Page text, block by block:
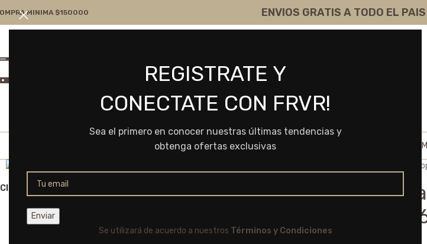
REGISTRATE Y
CONECTATE CON FRVR!
Sea el primero en conocer nuestras últimas tendencias y
obtenga ofertas exclusivas
Se utilizará de acuerdo a nuestros Términos y Condiciones
MINIMA $150000 ENVIOS GRATIS A TODO EL PAIS
ventas@frvr.com.ar
HOME COMO
Click to enlarge